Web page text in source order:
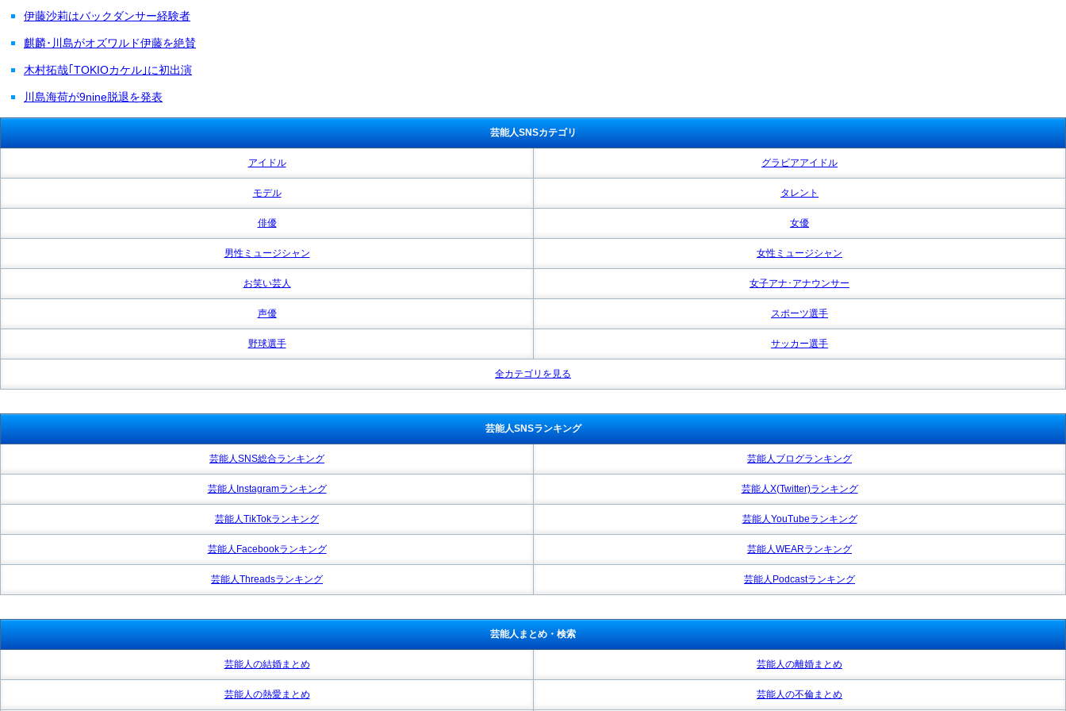
伊藤沙莉はバックダンサー経験者
麒麟･川島がオズワルド伊藤を絶賛
木村拓哉｢TOKIOカケル｣に初出演
川島海荷が9nine脱退を発表
芸能人SNSカテゴリ
アイドル グラビアアイドル
モデル タレント
俳優 女優
男性ミュージシャン 女性ミュージシャン
お笑い芸人 女子アナ･アナウンサー
声優 スポーツ選手
野球選手 サッカー選手
全カテゴリを見る
芸能人SNSランキング
芸能人SNS総合ランキング 芸能人ブログランキング
芸能人Instagramランキング 芸能人X(Twitter)ランキング
芸能人TikTokランキング 芸能人YouTubeランキング
芸能人Facebookランキング 芸能人WEARランキング
芸能人Threadsランキング 芸能人Podcastランキング
芸能人まとめ・検索
芸能人の結婚まとめ 芸能人の離婚まとめ
芸能人の熱愛まとめ 芸能人の不倫まとめ